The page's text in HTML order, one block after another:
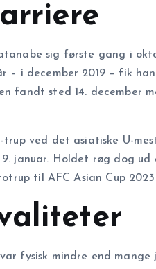
sig første gang i
– i december 2019 – fik
fandt sted 14. december
trup ved det asiatiske U-
januar. Holdet røg dog ud
til AFC Asian Cup
fysisk mindre end